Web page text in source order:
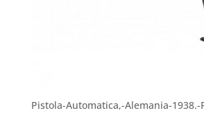
Pistola-Automatica,-Alemania-1938.-